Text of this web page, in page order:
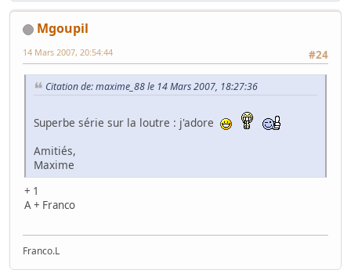
Mgoupil
#24
14 Mars 2007, 20:54:44
Citation de: maxime_88 le 14 Mars 2007, 18:27:36
Superbe série sur la loutre : j'adore
Amitiés,
Maxime
+ 1
A + Franco
Franco.L